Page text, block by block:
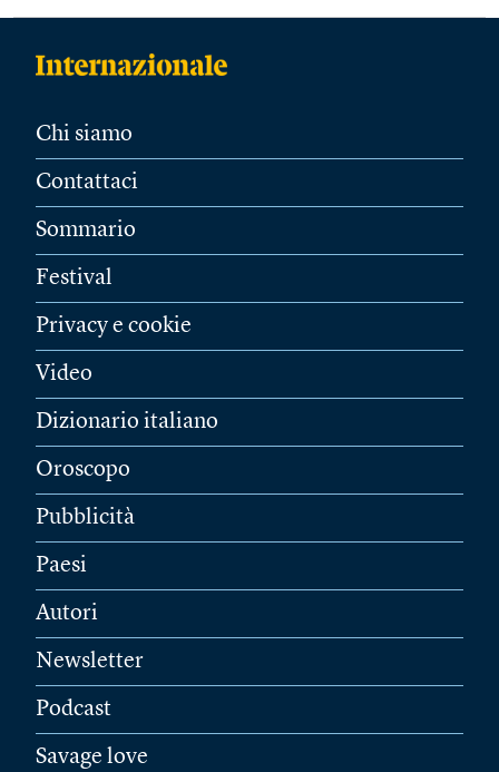
Chi siamo
Contattaci
Sommario
Festival
Privacy e cookie
Video
Dizionario italiano
Oroscopo
Pubblicità
Paesi
Autori
Newsletter
Podcast
Savage love